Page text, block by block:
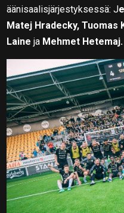
äänisaalisjärjestyksessä: J
Matej Hradecky, Tuomas
Laine ja Mehmet Hetemaj.